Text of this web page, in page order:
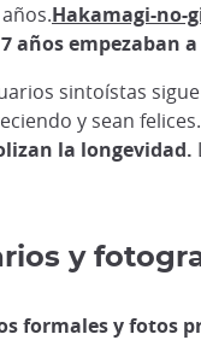
Hakamagi-no-
años empezaban
sintoístas
y sean felices.
la longevidad.
y
formales y fotos